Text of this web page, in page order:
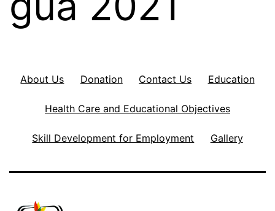
About Us Donation Contact Us Education
Health Care and Educational Objectives
Skill Development for Employment Gallery